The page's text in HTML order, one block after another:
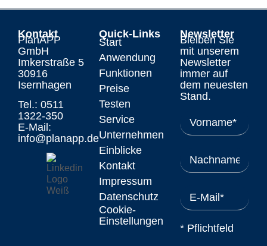
Kontakt
PlanAPP
GmbH
Imkerstraße 5
30916
Isernhagen
Tel.: 0511
1322-350
E-Mail:
info@planapp.de
Quick-Links
Start
Anwendung
Funktionen
Preise
Testen
Service
Unternehmen
Einblicke
Kontakt
Impressum
Datenschutz
Cookie-
Einstellungen
Newsletter
Bleiben Sie
mit unserem
Newsletter
immer auf
dem neuesten
Stand.
* Pflichtfeld